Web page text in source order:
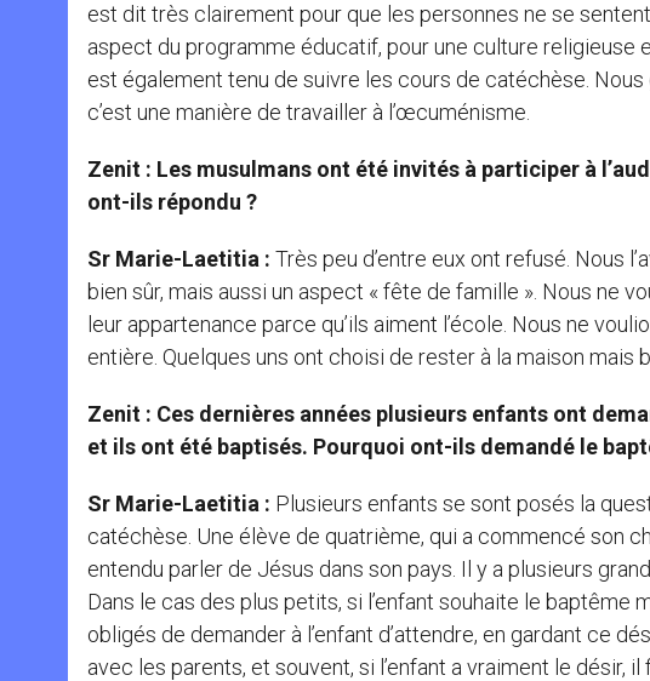
est dit très clairement pour que les personnes ne se
aspect du programme éducatif, pour une culture
est également tenu de suivre les cours de catéchèse.
c’est une manière de travailler à l’œcuménisme.
Zenit : Les musulmans ont été invités à participer à
ont-ils répondu ?
Sr Marie-Laetitia : Très peu d’entre eux ont refusé. Nous
bien sûr, mais aussi un aspect « fête de famille ». Nous ne
leur appartenance parce qu’ils aiment l’école. Nous ne
entière. Quelques uns ont choisi de rester à la maison mais
Zenit : Ces dernières années plusieurs enfants ont
et ils ont été baptisés. Pourquoi ont-ils demandé le
Sr Marie-Laetitia : Plusieurs enfants se sont posés la
catéchèse. Une élève de quatrième, qui a commencé son
entendu parler de Jésus dans son pays. Il y a plusieurs
Dans le cas des plus petits, si l’enfant souhaite le baptême
obligés de demander à l’enfant d’attendre, en gardant ce
avec les parents, et souvent, si l’enfant a vraiment le désir,